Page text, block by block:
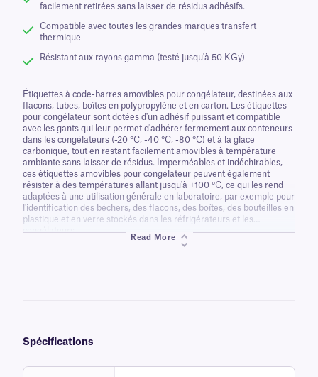
facilement retirées sans laisser de résidus adhésifs.
Compatible avec toutes les grandes marques transfert
thermique
Résistant aux rayons gamma (testé jusqu'à 50 KGy)
Étiquettes à code-barres amovibles pour congélateur, destinées aux
flacons, tubes, boîtes en polypropylène et en carton. Les étiquettes
pour congélateur sont dotées d'un adhésif puissant et compatible
avec les gants qui leur permet d'adhérer fermement aux conteneurs
dans les congélateurs (-20 °C, -40 °C, -80 °C) et à la glace
carbonique, tout en restant facilement amovibles à température
ambiante sans laisser de résidus. Imperméables et indéchirables,
ces étiquettes amovibles pour congélateur peuvent également
résister à des températures allant jusqu'à +100 °C, ce qui les rend
adaptées à une utilisation générale en laboratoire, par exemple pour
l'identification des béchers, des flacons, des boîtes, des bouteilles en
plastique et en verre stockés dans les réfrigérateurs et les
congélateurs.
Read More
Spécifications